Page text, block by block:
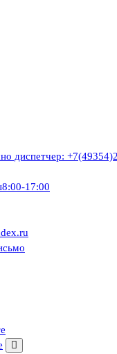
области
области
диспетчер:
8:00-17:00